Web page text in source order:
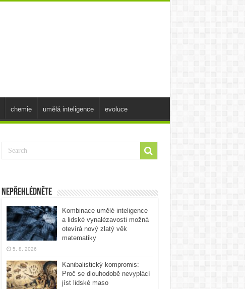
chemie umělá inteligence evoluce
Nepřehlédněte
Kombinace umělé inteligence
a lidské vynalézavosti možná
otevírá nový zlatý věk
matematiky
5. 8. 2026
Kanibalistický kompromis:
Proč se dlouhodobě nevyplácí
jíst lidské maso